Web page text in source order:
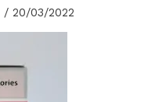
/20/03/2022